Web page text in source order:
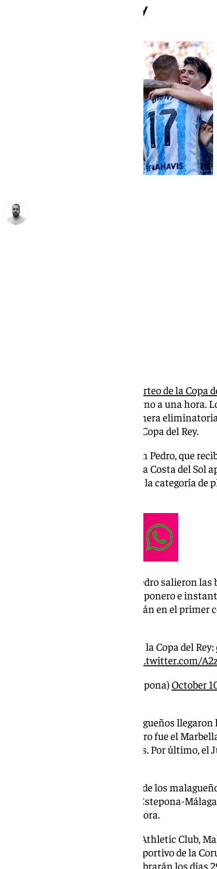
ronda de Copa del Rey
sorteo de la Copa
comenzó el acto que duró en torno a una hora.
conocen sus rivales para la primera
jugarán en la primera ronda de Copa del Rey.
El primero en salir fue la UD San Pedro, que
varios jugadores que vuelvan a la Costa del Sol
disputa del playoff de ascenso a la categoría
Minutos después a la del San Pedro salieron
Primero fue la del conjunto esteponero e
CF. Ambos equipos se enfrentarán en el
¡Pues ya tenemos rival para la Copa del Rey:
pic.twitter.com/
— C.D. Estepona (@CDEstepona) October
Tras el duelo directo entre malagueños
restantes de la provincia. Primero fue el
para jugar contra el Bergantiños. Por último, el
Estos son los enfrentamientos de los
Copa del Rey: San Pedro-Celta, Estepona-
Juventud de Torremolinos-Zamora.
Los cinco equipos exentos son Athletic Club,
equipos de la Supercopa, y el Deportivo de la
Federación. Los partidos se celebrarán los días